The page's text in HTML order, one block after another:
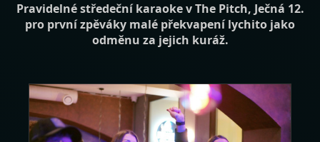
Pravidelné středeční karaoke v The Pitch, Ječná 12.
pro první zpěváky malé překvapení lychito jako
odměnu za jejich kuráž.